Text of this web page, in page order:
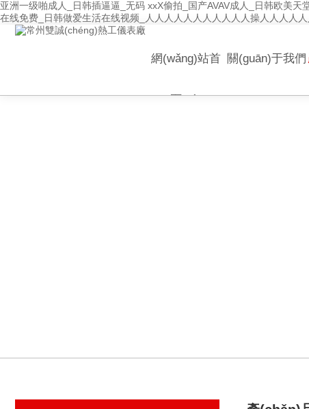
亚洲一级啪成人_日韩插逼逼_无码 xxX偷拍_国产AVAV成人_日韩欧美
在线免费_日韩做爱生活在线视频_人人人人人人人人人人人操人人人人
網(wǎng)站首
頁(yè)
關(guān)于我們